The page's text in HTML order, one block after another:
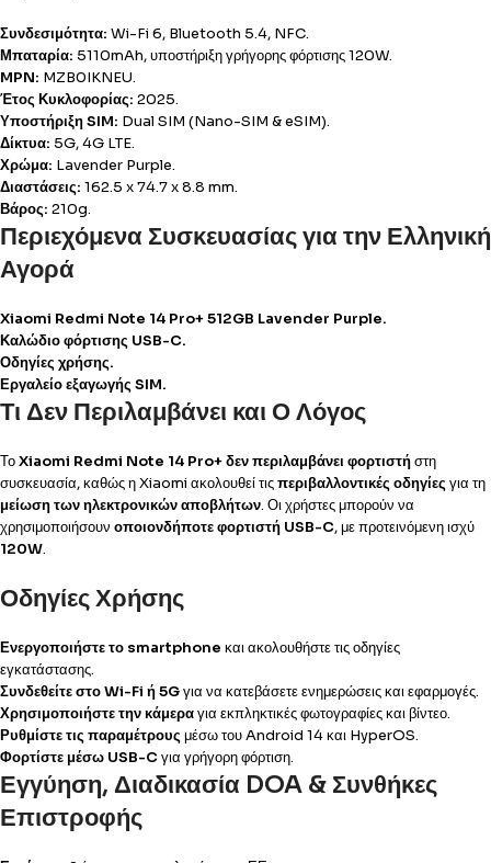
Συνδεσιμότητα: Wi-Fi 6, Bluetooth 5.4, NFC.
Μπαταρία: 5110mAh, υποστήριξη γρήγορης φόρτισης 120W.
MPN: MZB0IKNEU.
Έτος Κυκλοφορίας: 2025.
Υποστήριξη SIM: Dual SIM (Nano-SIM & eSIM).
Δίκτυα: 5G, 4G LTE.
Χρώμα: Lavender Purple.
Διαστάσεις: 162.5 x 74.7 x 8.8 mm.
Βάρος: 210g.
Περιεχόμενα Συσκευασίας για την Ελληνική
Αγορά
Xiaomi Redmi Note 14 Pro+ 512GB Lavender Purple.
Καλώδιο φόρτισης USB-C.
Οδηγίες χρήσης.
Εργαλείο εξαγωγής SIM.
Τι Δεν Περιλαμβάνει και Ο Λόγος
ΤοXiaomi Redmi Note 14 Pro+δεν περιλαμβάνει φορτιστήστη
συσκευασία, καθώς η Xiaomi ακολουθεί τιςπεριβαλλοντικές οδηγίες για τη
μείωση των ηλεκτρονικών αποβλήτων. Οι χρήστες μπορούν να
χρησιμοποιήσουν οποιονδήποτε φορτιστή USB-C, με προτεινόμενη ισχύ
120W.
Οδηγίες Χρήσης
Ενεργοποιήστε το smartphone και ακολουθήστε τις οδηγίες
εγκατάστασης.
Συνδεθείτε στο Wi-Fi ή 5Gγια να κατεβάσετε ενημερώσεις και εφαρμογές.
Χρησιμοποιήστε την κάμεραγια εκπληκτικές φωτογραφίες και βίντεο.
Ρυθμίστε τις παραμέτρους μέσω του Android 14 και HyperOS.
Φορτίστε μέσω USB-C για γρήγορη φόρτιση.
Εγγύηση, Διαδικασία DOA & Συνθήκες
Επιστροφής